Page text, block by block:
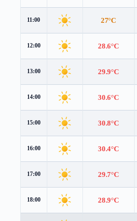
11:00 27°C
12:00 28.6°C
13:00 29.9°C
14:00 30.6°C
15:00 30.8°C
16:00 30.4°C
17:00 29.7°C
18:00 28.9°C